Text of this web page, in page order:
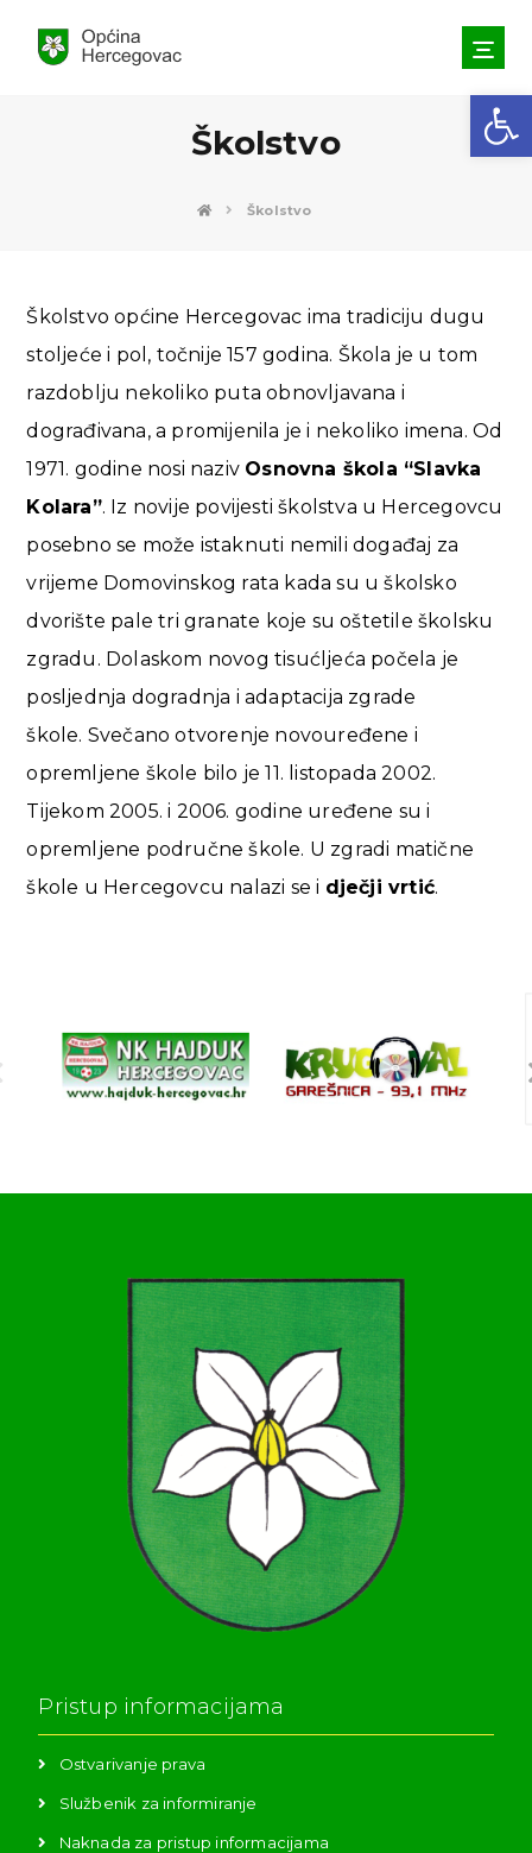
Open toolbar
Školstvo
Školstvo
Školstvo općine Hercegovac ima tradiciju dugu
stoljeće i pol, točnije 157 godina. Škola je u tom
razdoblju nekoliko puta obnovljavana i
dograđivana, a promijenila je i nekoliko imena. Od
1971. godine nosi naziv Osnovna škola “Slavka
Kolara”. Iz novije povijesti školstva u Hercegovcu
posebno se može istaknuti nemili događaj za
vrijeme Domovinskog rata kada su u školsko
dvorište pale tri granate koje su oštetile školsku
zgradu. Dolaskom novog tisućljeća počela je
posljednja dogradnja i adaptacija zgrade
škole. Svečano otvorenje novouređene i
opremljene škole bilo je 11. listopada 2002.
Tijekom 2005. i 2006. godine uređene su i
opremljene područne škole. U zgradi matične
škole u Hercegovcu nalazi se i dječji vrtić.
Pristup informacijama
Ostvarivanje prava
Službenik za informiranje
Naknada za pristup informacijama